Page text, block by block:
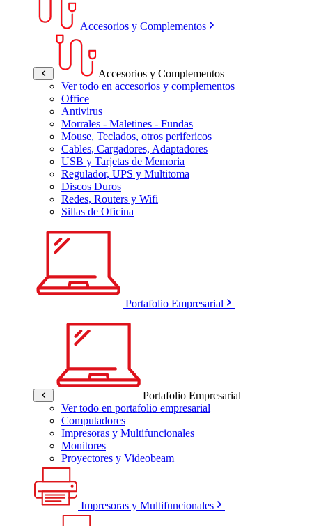
Accesorios y Complementos
Accesorios y Complementos
Ver todo en accesorios y complementos
Office
Antivirus
Morrales - Maletines - Fundas
Mouse, Teclados, otros perifericos
Cables, Cargadores, Adaptadores
USB y Tarjetas de Memoria
Regulador, UPS y Multitoma
Discos Duros
Redes, Routers y Wifi
Sillas de Oficina
Portafolio Empresarial
Portafolio Empresarial
Ver todo en portafolio empresarial
Computadores
Impresoras y Multifuncionales
Monitores
Proyectores y Videobeam
Impresoras y Multifuncionales